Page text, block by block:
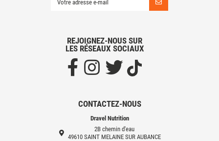
CONTACTEZ-NOUS
Dravel Nutrition
2B chemin d'eau
49610 SAINT MELAINE SUR AUBANCE
REJOIGNEZ-NOUS SUR
LES RÉSEAUX SOCIAUX